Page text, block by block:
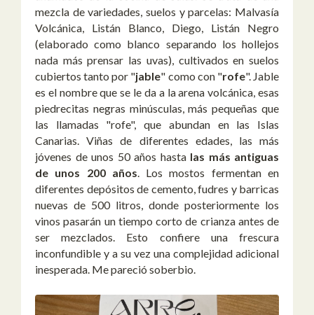
mezcla de variedades, suelos y parcelas: Malvasía
Volcánica, Listán Blanco, Diego, Listán Negro
(elaborado como blanco separando los hollejos
nada más prensar las uvas), cultivados en suelos
cubiertos tanto por "jable" como con "rofe". Jable
es el nombre que se le da a la arena volcánica, esas
piedrecitas negras minúsculas, más pequeñas que
las llamadas "rofe", que abundan en las Islas
Canarias. Viñas de diferentes edades, las más
jóvenes de unos 50 años hasta las más antiguas
de unos 200 años . Los mostos fermentan en
diferentes depósitos de cemento, fudres y barricas
nuevas de 500 litros, donde posteriormente los
vinos pasarán un tiempo corto de crianza antes de
ser mezclados. Esto confiere una frescura
inconfundible y a su vez una complejidad adicional
inesperada. Me pareció soberbio.